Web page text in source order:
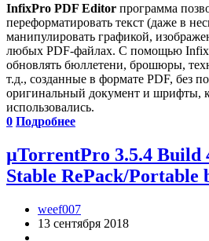
InfixPro PDF Editor программа
переформатировать текст (даже в
манипулировать графикой,
любых PDF-файлах. С помощью
обновлять бюллетени, брошюры,
т.д., созданные в формате PDF, без
оригинальный документ и шрифты,
использовались.
0 Подробнее
µTorrentPro 3.5.4 Build
Stable RePack/Portable
weef007
13 сентября 2018